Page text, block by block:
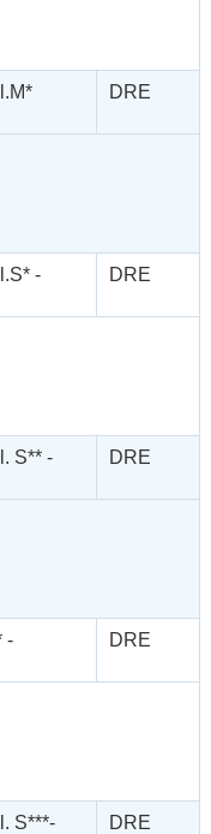
DRE
-
DRE
S** -
DRE
-
DRE
S***-
DRE